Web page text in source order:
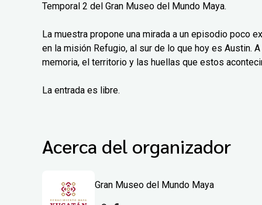
Temporal 2 del Gran Museo del Mundo Maya.
La muestra propone una mirada a un episodio poco
en la misión Refugio, al sur de lo que hoy es Austin.
memoria, el territorio y las huellas que estos
La entrada es libre.
Acerca del organizador
Gran Museo del Mundo Maya